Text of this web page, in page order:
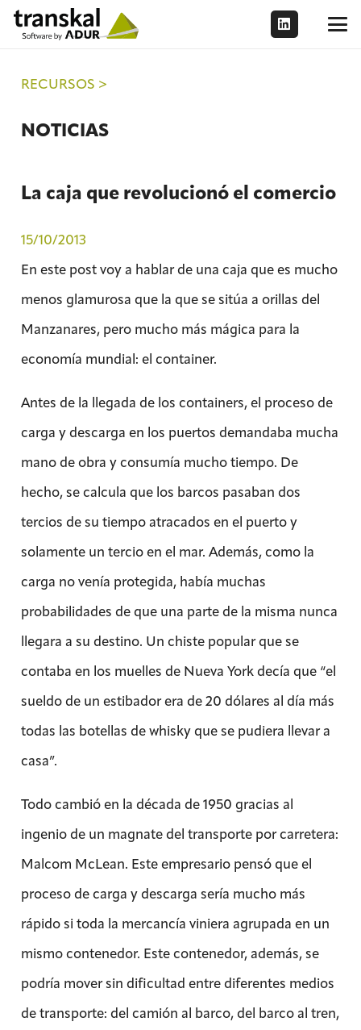
RECURSOS >
NOTICIAS
La caja que revolucionó el comercio
15/10/2013
En este post voy a hablar de una caja que es mucho
menos glamurosa que la que se sitúa a orillas del
Manzanares, pero mucho más mágica para la
economía mundial: el container.
Antes de la llegada de los containers, el proceso de
carga y descarga en los puertos demandaba mucha
mano de obra y consumía mucho tiempo. De
hecho, se calcula que los barcos pasaban dos
tercios de su tiempo atracados en el puerto y
solamente un tercio en el mar. Además, como la
carga no venía protegida, había muchas
probabilidades de que una parte de la misma nunca
llegara a su destino. Un chiste popular que se
contaba en los muelles de Nueva York decía que “el
sueldo de un estibador era de 20 dólares al día más
todas las botellas de whisky que se pudiera llevar a
casa”.
Todo cambió en la década de 1950 gracias al
ingenio de un magnate del transporte por carretera:
Malcom McLean. Este empresario pensó que el
proceso de carga y descarga sería mucho más
rápido si toda la mercancía viniera agrupada en un
mismo contenedor. Este contenedor, además, se
podría mover sin dificultad entre diferentes medios
de transporte: del camión al barco, del barco al tren,